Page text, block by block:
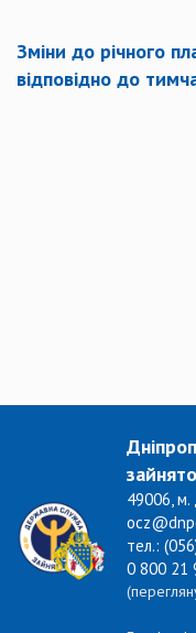
Зміни до річного
відповідно до
49006, м.
тел.:
0 800 21